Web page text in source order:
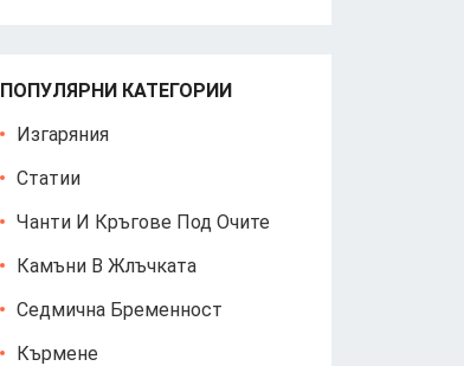
ПОПУЛЯРНИ КАТЕГОРИИ
Изгаряния
Статии
Чанти И Кръгове Под Очите
Камъни В Жлъчката
Седмична Бременност
Кърмене